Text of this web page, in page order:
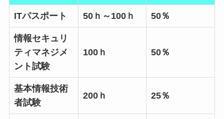
ITパスポート 50ｈ～100ｈ 50％
情報セキュリ
ティマネジメ
ント試験
100ｈ 50％
基本情報技術
者試験
200ｈ 25％